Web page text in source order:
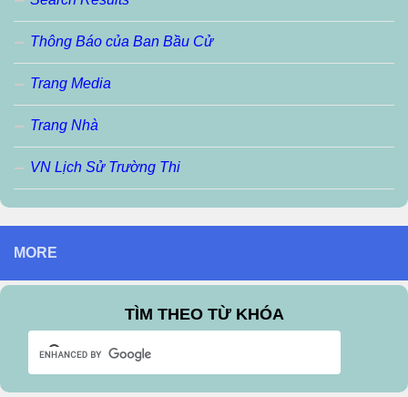
Thông Báo của Ban Bầu Cử
Trang Media
Trang Nhà
VN Lịch Sử Trường Thi
MORE
TÌM THEO TỪ KHÓA